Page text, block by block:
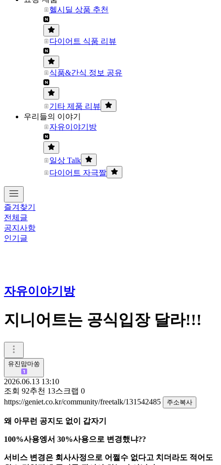
헬시딜 상품 추천
다이어트 식품 리뷰
식품&간식 정보 공유
기타 제품 리뷰
우리들의 이야기
자유이야기방
일상 Talk
다이어트 자극짤
즐겨찾기
전체글
공지사항
인기글
자유이야기방
지니어트는 공식입장 달라!!!
유진맘마쏭
2026.06.13 13:10
조회 92추천 13스크랩 0
https://geniet.co.kr/community/freetalk/131542485
주소복사
왜 아무런 공지도 없이 갑자기
100%사용엥서 30%사용으로 변경했냐??
서비스 변경은 회사사정으로 어쩔수 없다고 치더라도 적어도